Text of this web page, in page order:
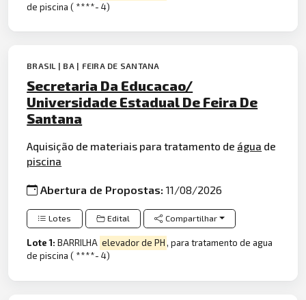
de piscina ( ****- 4)
BRASIL | BA | FEIRA DE SANTANA
Secretaria Da Educacao/
Universidade Estadual De Feira De
Santana
Aquisição de materiais para tratamento de água de
piscina
Abertura de Propostas:11/08/2026
Lotes Edital Compartilhar
Lote 1:BARRILHA elevador de PH, para tratamento de agua
de piscina ( ****- 4)